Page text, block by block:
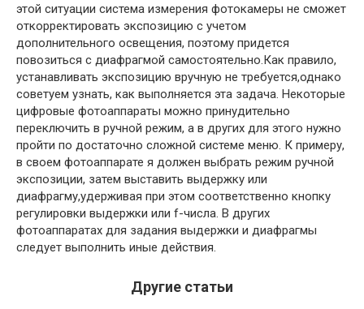
этой ситуации система измерения фотокамеры не сможет
откорректировать экспозицию с учетом
дополнительного освещения, поэтому придется
повозиться с диафрагмой самостоятельно.Как правило,
устанавливать экспозицию вручную не требуется,однако
советуем узнать, как выполняется эта задача. Некоторые
цифровые фотоаппараты можно принудительно
переключить в ручной режим, а в других для этого нужно
пройти по достаточно сложной системе меню. К примеру,
в своем фотоаппарате я должен выбрать режим ручной
экспозиции, затем выставить выдержку или
диафрагму,удерживая при этом соответственно кнопку
регулировки выдержки или f-числа. В других
фотоаппаратах для задания выдержки и диафрагмы
следует выполнить иные действия.
Другие статьи